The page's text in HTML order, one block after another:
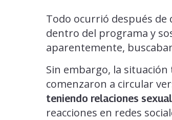
Todo ocurrió después de
dentro del programa y
aparentemente,
Sin embargo, la
comenzaron a circular
teniendo relaciones
reacciones en redes